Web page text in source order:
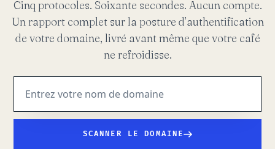
Cinq protocoles. Soixante secondes. Aucun compte.
Un rapport complet sur la posture d’authentification
de votre domaine, livré avant même que votre café
ne refroidisse.
SCANNER LE DOMAINE